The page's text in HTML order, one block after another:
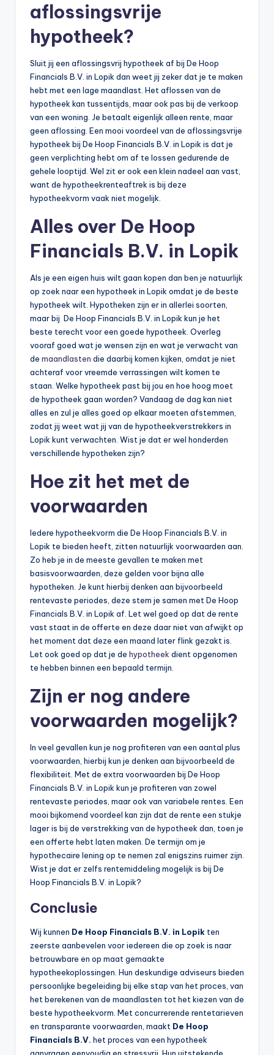
aflossingsvrije
hypotheek?
Sluit jij een aflossingsvrij hypotheek af bij De Hoop
Financials B.V. in Lopik dan weet jij zeker dat je te maken
hebt met een lage maandlast. Het aflossen van de
hypotheek kan tussentijds, maar ook pas bij de verkoop
van een woning. Je betaalt eigenlijk alleen rente, maar
geen aflossing. Een mooi voordeel van de aflossingsvrije
hypotheek bij De Hoop Financials B.V. in Lopik is dat je
geen verplichting hebt om af te lossen gedurende de
gehele looptijd. Wel zit er ook een klein nadeel aan vast,
want de hypotheekrenteaftrek is bij deze
hypotheekvorm vaak niet mogelijk.
Alles over De Hoop
Financials B.V. in Lopik
Als je een eigen huis wilt gaan kopen dan ben je natuurlijk
op zoek naar een hypotheek in Lopik omdat je de beste
hypotheek wilt. Hypotheken zijn er in allerlei soorten,
maar bij De Hoop Financials B.V. in Lopik kun je het
beste terecht voor een goede hypotheek. Overleg
vooraf goed wat je wensen zijn en wat je verwacht van
de maandlasten die daarbij komen kijken, omdat je niet
achteraf voor vreemde verrassingen wilt komen te
staan. Welke hypotheek past bij jou en hoe hoog moet
de hypotheek gaan worden? Vandaag de dag kan niet
alles en zul je alles goed op elkaar moeten afstemmen,
zodat jij weet wat jij van de hypotheekverstrekkers in
Lopik kunt verwachten. Wist je dat er wel honderden
verschillende hypotheken zijn?
Hoe zit het met de
voorwaarden
Iedere hypotheekvorm die De Hoop Financials B.V. in
Lopik te bieden heeft, zitten natuurlijk voorwaarden aan.
Zo heb je in de meeste gevallen te maken met
basisvoorwaarden, deze gelden voor bijna alle
hypotheken. Je kunt hierbij denken aan bijvoorbeeld
rentevaste periodes, deze stem je samen met De Hoop
Financials B.V. in Lopik af. Let wel goed op dat de rente
vast staat in de offerte en deze daar niet van afwijkt op
het moment dat deze een maand later flink gezakt is.
Let ook goed op dat je de hypotheek dient opgenomen
te hebben binnen een bepaald termijn.
Zijn er nog andere
voorwaarden mogelijk?
In veel gevallen kun je nog profiteren van een aantal plus
voorwaarden, hierbij kun je denken aan bijvoorbeeld de
flexibiliteit. Met de extra voorwaarden bij De Hoop
Financials B.V. in Lopik kun je profiteren van zowel
rentevaste periodes, maar ook van variabele rentes. Een
mooi bijkomend voordeel kan zijn dat de rente een stukje
lager is bij de verstrekking van de hypotheek dan, toen je
een offerte hebt laten maken. De termijn om je
hypothecaire lening op te nemen zal enigszins ruimer zijn.
Wist je dat er zelfs rentemiddeling mogelijk is bij De
Hoop Financials B.V. in Lopik?
Conclusie
Wij kunnen De Hoop Financials B.V. in Lopik ten
zeerste aanbevelen voor iedereen die op zoek is naar
betrouwbare en op maat gemaakte
hypotheekoplossingen. Hun deskundige adviseurs bieden
persoonlijke begeleiding bij elke stap van het proces, van
het berekenen van de maandlasten tot het kiezen van de
beste hypotheekvorm. Met concurrerende rentetarieven
en transparante voorwaarden, maakt De Hoop
Financials B.V. het proces van een hypotheek